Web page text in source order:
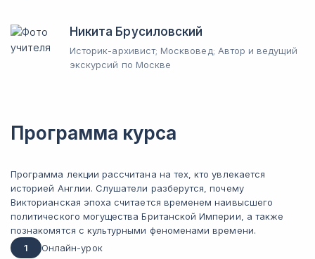
Никита Брусиловский
Историк-архивист; Москвовед; Автор и ведущий
экскурсий по Москве
Программа курса
Программа лекции рассчитана на тех, кто увлекается
историей Англии. Слушатели разберутся, почему
Викторианская эпоха считается временем наивысшего
политического могущества Британской Империи, а также
познакомятся с культурными феноменами времени.
1
Онлайн-урок